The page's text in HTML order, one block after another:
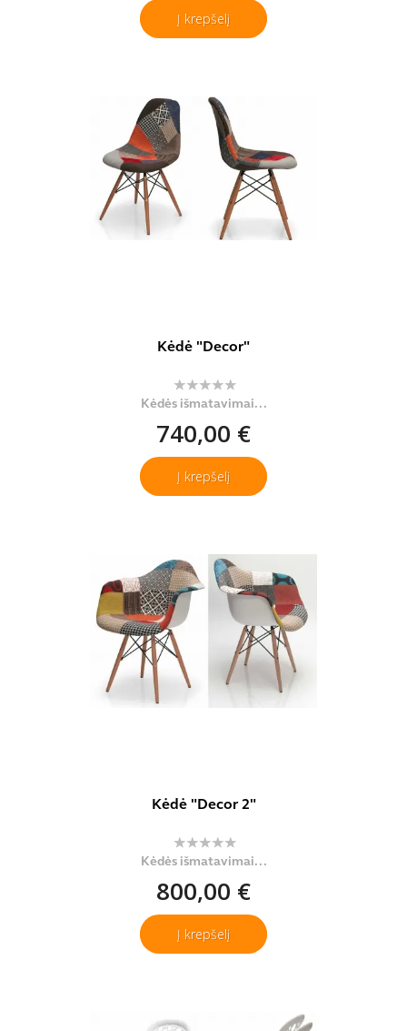
Į krepšelį
Kėdė "Decor"
Kėdės išmatavimai...
740,00 €
Į krepšelį
Kėdė "Decor 2"
Kėdės išmatavimai...
800,00 €
Į krepšelį